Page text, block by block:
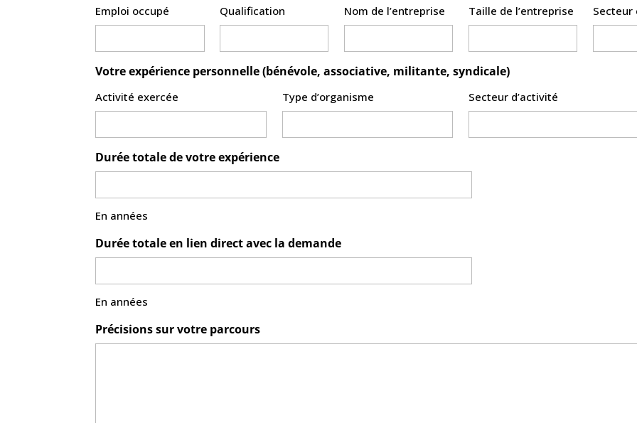
Emploi occupé Qualification Nom de l’entreprise Taille de l’entreprise Secteur
Votre expérience personnelle (bénévole, associative, militante, syndicale)
Activité exercée Type d’organisme Secteur d’activité
Durée totale de votre expérience
En années
Durée totale en lien direct avec la demande
En années
Précisions sur votre parcours